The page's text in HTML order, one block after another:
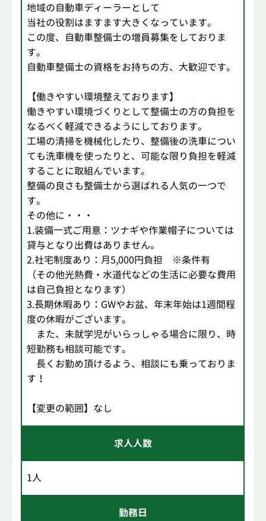
地域の自動車ディーラーとして
当社の役割はますます大きくなっています。
この度、自動車整備士の増員募集をしておりま
す。
自動車整備士の資格をお持ちの方、大歓迎です。
【働きやすい環境整えております】
働きやすい環境づくりとして整備士の方の負担を
なるべく軽減できるようにしております。
工場の清掃を機械化したり、整備後の洗車につい
ても洗車機を使ったりと、可能な限り負担を軽減
することに取組んでいます。
整備の良さも整備士から選ばれる人気の一つで
す。
その他に・・・
1.装備一式ご用意：ツナギや作業帽子については
貸与となり出費はありません。
2.社宅制度あり：月5,000円負担 ※条件有
（その他光熱費・水道代などの生活に必要な費用
は自己負担となります）
3.長期休暇あり：GWやお盆、年末年始は1週間程
度の休暇がございます。
また、未就学児がいらっしゃる場合に限り、時
短勤務も相談可能です。
長くお勤め頂けるよう、相談にも乗っておりま
す！
【変更の範囲】なし
求人人数
1人
勤務日